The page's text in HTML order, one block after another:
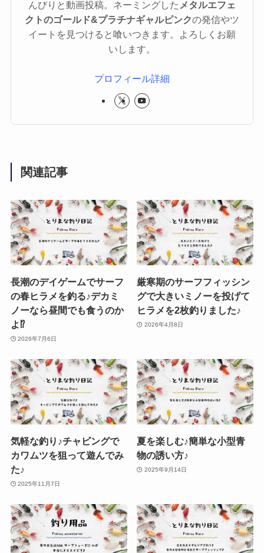
んびりと動画投稿。ネーミングした メタルエフェ
クトのゴールド&プラチナギャルピンクの発信やツ
イートを見つけると喰いつきます。よろしくお願
いします。
プロフィール詳細
関連記事
長潮のデイゲームでサーフ
の春ヒラメを釣る♪デカミ
ノーなら昼間でも食うのか
よ⁉︎
2026年7月6日
厳寒期のサーフフィッシン
グで大きいミノーを投げて
ヒラメを2枚釣りました♪
2026年4月8日
気軽な釣り♪チャビングで
カワムツを狙って遊んでみ
た♪
2025年11月7日
夏を楽しむ♪簡単な小型青
物の誘い方♪
2025年9月14日